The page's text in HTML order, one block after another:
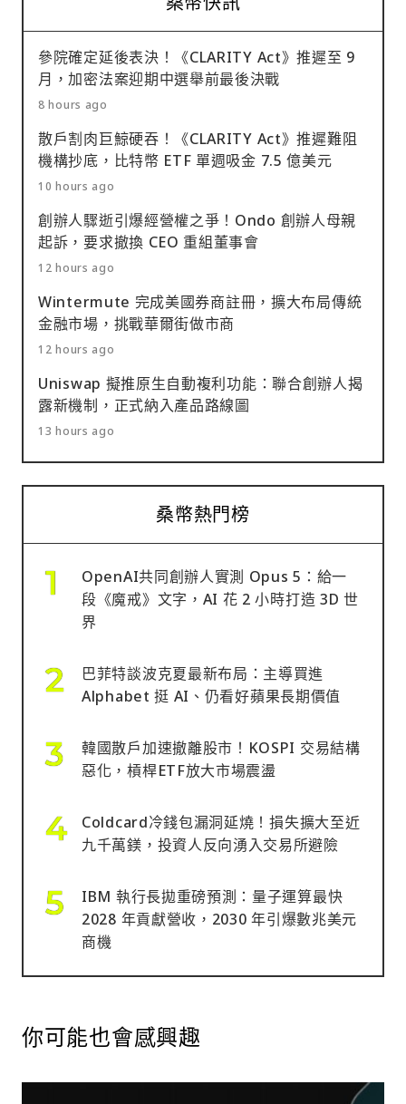
參院確定延後表決！《CLARITY Act》推遲至 9
月，加密法案迎期中選舉前最後決戰
8 hours ago
散戶割肉巨鯨硬吞！《CLARITY Act》推遲難阻
機構抄底，比特幣 ETF 單週吸金 7.5 億美元
10 hours ago
創辦人驟逝引爆經營權之爭！Ondo 創辦人母親
起訴，要求撤換 CEO 重組董事會
12 hours ago
Wintermute 完成美國券商註冊，擴大布局傳統
金融市場，挑戰華爾街做市商
12 hours ago
Uniswap 擬推原生自動複利功能：聯合創辦人揭
露新機制，正式納入產品路線圖
13 hours ago
桑幣熱門榜
OpenAI共同創辦人實測 Opus 5：給一
段《魔戒》文字，AI 花 2 小時打造 3D 世
界
巴菲特談波克夏最新布局：主導買進
Alphabet 挺 AI、仍看好蘋果長期價值
韓國散戶加速撤離股市！KOSPI 交易結構
惡化，槓桿ETF放大市場震盪
Coldcard冷錢包漏洞延燒！損失擴大至近
九千萬鎂，投資人反向湧入交易所避險
IBM 執行長拋重磅預測：量子運算最快
2028 年貢獻營收，2030 年引爆數兆美元
商機
你可能也會感興趣